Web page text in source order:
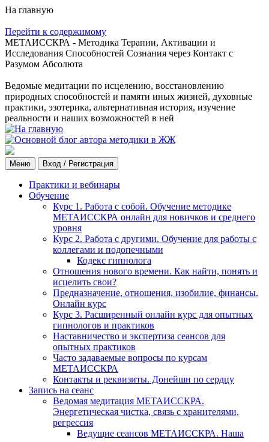
На главную
Перейти к содержимому
МЕТАИССКРА - Методика Терапии, Активации и
Исследования Способностей Сознания через Контакт с
Разумом Абсолюта
Ведомые медитации по исцелению, восстановлению
природных способностей и памяти иных жизней, духовные
практики, эзотерика, альтернативная история, изучение
реальности и наших возможностей в ней
Меню Вход / Регистрация
Практики и вебинары
Обучение
Курс 1. Работа с собой. Обучение методике
МЕТАИССКРА онлайн для новичков и среднего
уровня
Курс 2. Работа с другими. Обучение для работы с
коллегами и подопечными
Кодекс гипнолога
Отношения нового времени. Как найти, понять и
исцелить свои?
Предназначение, отношения, изобилие, финансы.
Онлайн курс
Курс 3. Расширенный онлайн курс для опытных
гипнологов и практиков
Наставничество и экспертиза сеансов для
опытных практиков
Часто задаваемые вопросы по курсам
МЕТАИССКРА
Контакты и реквизиты. Донейшн по сердцу
Запись на сеанс
Ведомая медитация МЕТАИССКРА.
Энергетическая чистка, связь с хранителями,
регрессия
Ведущие сеансов МЕТАИССКРА. Наша